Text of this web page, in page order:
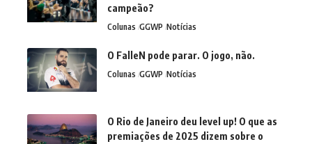
campeão?
Colunas GGWP Notícias
O FalleN pode parar. O jogo, não.
Colunas GGWP Notícias
O Rio de Janeiro deu level up! O que as
premiações de 2025 dizem sobre o